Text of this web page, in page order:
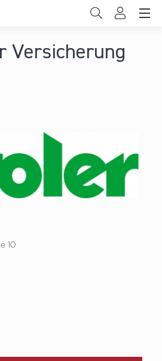
Versicherung
10